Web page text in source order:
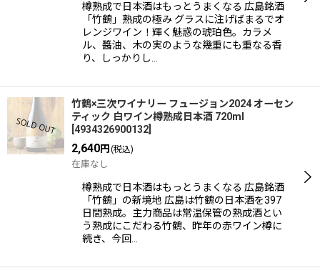
樽熟成で日本酒はもっとうまくなる 広島銘酒
「竹鶴」熟成の極み グラスに注げばまるでオ
レンジワイン！輝く魅惑の琥珀色。カラメ
ル、醬油、木の実のような幾重にも重なる香
り、しっかりし…
竹鶴×三次ワイナリー フュージョン2024 オーセン
ティック 白ワイン樽熟成日本酒 720ml
4934326900132
2,640円 (税込)
在庫なし
樽熟成で日本酒はもっとうまくなる 広島銘酒
「竹鶴」の新境地 広島は竹鶴の日本酒を397
日間熟成。主力商品は常温保管の熟成酒とい
う熟成にこだわる竹鶴、昨年の赤ワイン樽に
続き、今回…